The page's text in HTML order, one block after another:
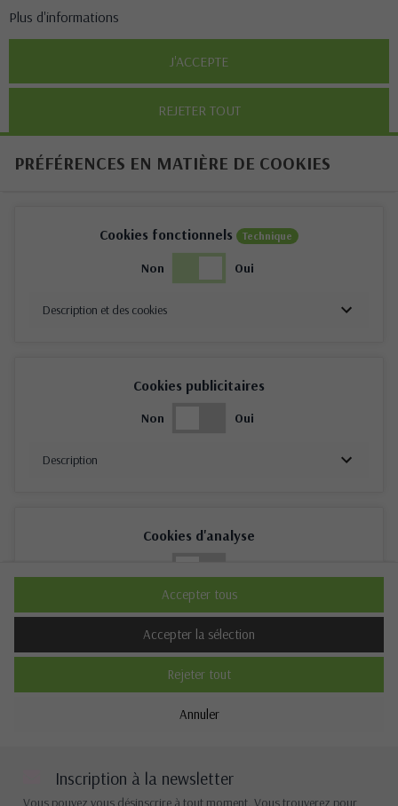
Plus d'informations
REJETER TOUT
J'ACCEPTE
PRÉFÉRENCES EN MATIÈRE DE COOKIES
Cookies fonctionnels Technique
Non Oui
Description et des cookies
Cookies publicitaires
Non Oui
Description
Cookies d'analyse
Description
Cookies de performance
Annuler
Rejeter tout
Accepter la sélection
Accepter tous
Inscription à la newsletter
Vous pouvez vous désinscrire à tout moment. Vous trouverez pour